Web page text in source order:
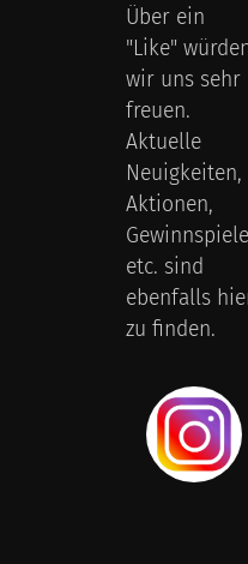
Über ein
"Like"
wir uns sehr
freuen.
Aktuelle
Neuigkeiten,
Aktionen,
Gewinnspiele
etc. sind
ebenfalls
zu finden.